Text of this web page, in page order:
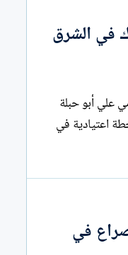
في الشرق
قواعد الاشتباك في الشرق الأوسط؟ بقلم: المحامي علي أبو حبلة
اعتيادية في
في